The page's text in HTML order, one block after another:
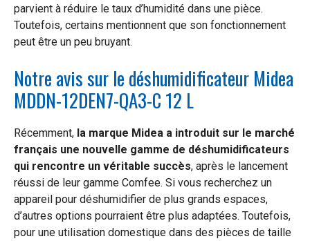
parvient à réduire le taux d’humidité dans une pièce.
Toutefois, certains mentionnent que son fonctionnement
peut être un peu bruyant.
Notre avis sur le déshumidificateur Midea
MDDN-12DEN7-QA3-C 12 L
Récemment, la marque Midea a introduit sur le marché
français une nouvelle gamme de déshumidificateurs
qui rencontre un véritable succès, après le lancement
réussi de leur gamme Comfee. Si vous recherchez un
appareil pour déshumidifier de plus grands espaces,
d’autres options pourraient être plus adaptées. Toutefois,
pour une utilisation domestique dans des pièces de taille